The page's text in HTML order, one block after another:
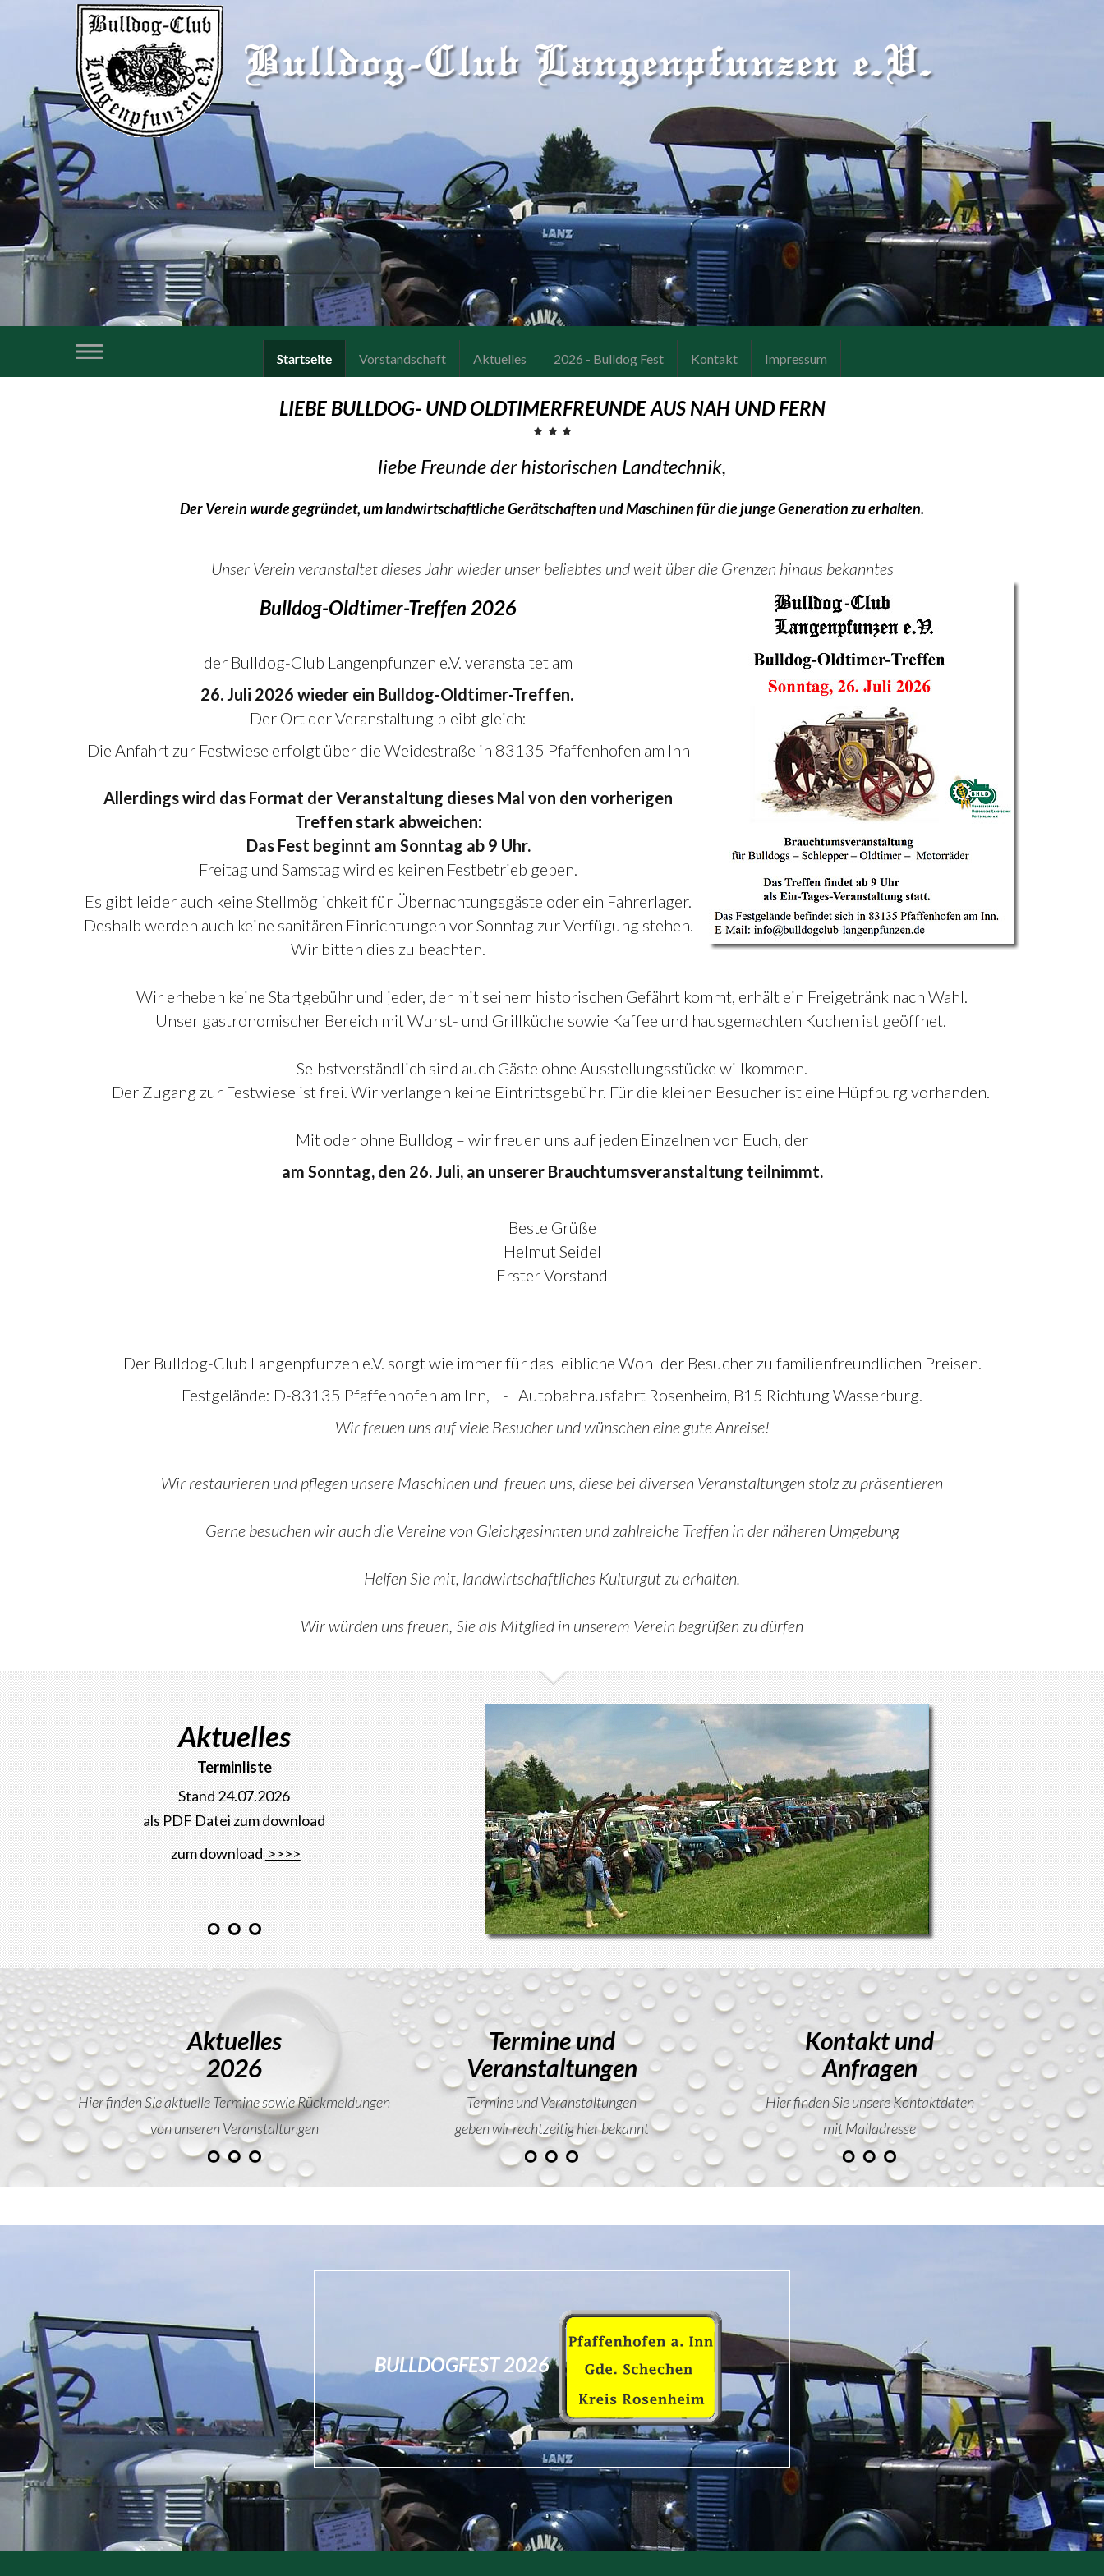
Startseite Vorstandschaft Aktuelles 2026 - Bulldog Fest Kontakt Impressum
LIEBE BULLDOG- UND OLDTIMERFREUNDE AUS NAH UND FERN
liebe Freunde der historischen Landtechnik,
Der Verein wurde gegründet, umlandwirtschaftliche Gerätschaftenund Maschinen für die junge Generationzu erhalten.
Unser Verein veranstaltet dieses Jahr wieder unser beliebtes und weit über die Grenzen hinaus bekanntes
Bulldog-Oldtimer-Treffen 2026
der Bulldog-Club Langenpfunzen e.V. veranstaltet am
26. Juli 2026 wieder ein Bulldog-Oldtimer-Treffen.
Der Ort der Veranstaltung bleibt gleich:
Die Anfahrt zur Festwiese erfolgt über die Weidestraße in 83135 Pfaffenhofen am Inn
Allerdings wird das Format der Veranstaltung dieses Mal von den vorherigen
Treffen stark abweichen:
Das Fest beginnt am Sonntag ab 9 Uhr.
Freitag und Samstag wird es keinen Festbetrieb geben.
Es gibt leider auch keine Stellmöglichkeit für Übernachtungsgäste oder ein Fahrerlager.
Deshalb werden auch keine sanitären Einrichtungen vor Sonntag zur Verfügung stehen.
Wir bitten dies zu beachten.
Wir erheben keine Startgebühr und jeder, der mit seinem historischen Gefährt kommt, erhält ein Freigetränk nach Wahl.
Unser gastronomischer Bereich mit Wurst- und Grillküche sowie Kaffee und hausgemachten Kuchen ist geöffnet.
Selbstverständlich sind auch Gäste ohne Ausstellungsstücke willkommen.
Der Zugang zur Festwiese ist frei. Wir verlangen keine Eintrittsgebühr. Für die kleinen Besucher ist eine Hüpfburg vorhanden.
Mit oder ohne Bulldog – wir freuen uns auf jeden Einzelnen von Euch, der
am Sonntag, den 26. Juli, an unserer Brauchtumsveranstaltung teilnimmt.
Beste Grüße
Helmut Seidel
Erster Vorstand
Der Bulldog-Club Langenpfunzen e.V. sorgt wie immer für das leibliche Wohl der Besucher zu familienfreundlichen Preisen.
Festgelände: D-83135 Pfaffenhofen am Inn, - Autobahnausfahrt Rosenheim, B15 Richtung Wasserburg.
Wir freuen uns auf viele Besucher und wünschen eine gute Anreise!
Wir restaurieren und pflegen unsere Maschinen und freuen uns, diese bei diversen Veranstaltungen stolz zu präsentieren
Gerne besuchen wir auch die Vereine von Gleichgesinnten undzahlreiche Treffen in der näheren Umgebung
Helfen Sie mit, landwirtschaftliches Kulturgut zu erhalten.
Wir würden uns freuen, Sie als Mitglied in unserem Verein begrüßen zu dürfen
Aktuelles
Terminliste
Stand 24.07.2026
als PDF Datei zum download
zum download>>>>
Aktuelles
2026
Hier finden Sie aktuelle Termine sowie Rückmeldungen
von unseren Veranstaltungen
Termine und
Veranstaltungen
Termine und Veranstaltungen
geben wir rechtzeitig hier bekannt
Kontakt und
Anfragen
Hier finden Sie unsere Kontaktdaten
mit Mailadresse
BULLDOGFEST 2026